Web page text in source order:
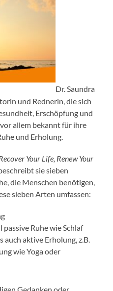
Dr. Saundra
und Rednerin, die sich
Erschöpfung und
allem bekannt für ihre
und Erholung.
Your Life, Renew Your
sie sieben
die Menschen benötigen,
sieben Arten umfassen:
Ruhe wie Schlaf
auch aktive Erholung, z.B.
wie Yoga oder
Gedanken oder